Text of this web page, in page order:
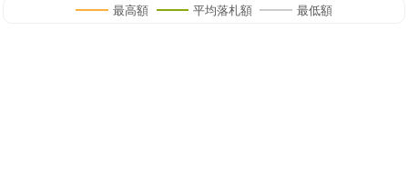
最高額 平均落札額 最低額